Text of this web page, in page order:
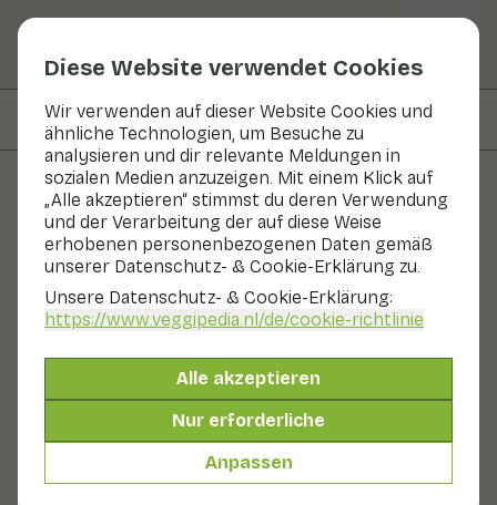
Diese Website verwendet Cookies
Wir verwenden auf dieser Website Cookies und
ähnliche Technologien, um Besuche zu
analysieren und dir relevante Meldungen in
sozialen Medien anzuzeigen. Mit einem Klick auf
„Alle akzeptieren“ stimmst du deren Verwendung
und der Verarbeitung der auf diese Weise
erhobenen personenbezogenen Daten gemäß
unserer Datenschutz- & Cookie-Erklärung zu.
Unsere Datenschutz- & Cookie-Erklärung:
https://www.veggipedia.nl/de/cookie-richtlinie
Alle akzeptieren
Nur erforderliche
Anpassen
Auf dieser Seite Zubereiten & Aufbewahren
Obst und Gemüse
Lammohr
In Saison Gemüse Kühlschrank
Seelavendel braucht Salzwasser, um zu überleben. Er
wächst daher auf salzhaltigen Böden, zum Beispiel in
Küstenregionen. Seelavendel ist ein langes grünes
Blatt, das die Form eines Seelavendels hat. Sie
schmecken salzig und passen daher sehr gut zu
Fischgerichten. Seelavendel wird auch Meeresaster